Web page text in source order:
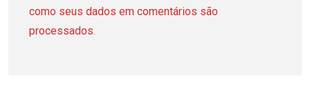
como seus dados em comentários são
processados.